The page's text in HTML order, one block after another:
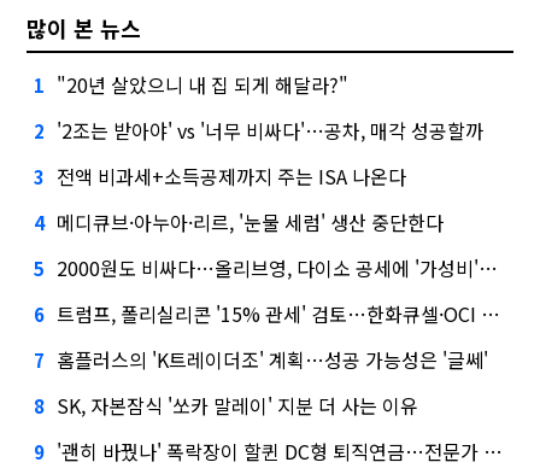
많이 본 뉴스
1 "20년 살았으니 내 집 되게 해달라?"
2 '2조는 받아야' vs '너무 비싸다'…공차, 매각 성공할까
3 전액 비과세+소득공제까지 주는 ISA 나온다
4 메디큐브·아누아·리르, '눈물 세럼' 생산 중단한다
5 2000원도 비싸다…올리브영, 다이소 공세에 '가성비'로 맞불
6 트럼프, 폴리실리콘 '15% 관세' 검토…한화큐셀·OCI 영향은?
7 홈플러스의 'K트레이더조' 계획…성공 가능성은 '글쎄'
8 SK, 자본잠식 '쏘카 말레이' 지분 더 사는 이유
9 '괜히 바꿨나' 폭락장이 할퀸 DC형 퇴직연금…전문가 조언은